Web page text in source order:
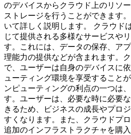
のデバイスからクラウド上のリソ
ストレージを行うことができます
いて詳しく説明します。 クラウド
じて提供される多様なサービスや
す。これには、データの保存、ア
理能力の提供などが含まれます。
で、ユーザーは自身のデバイスに
ューティング環境を享受すること
ンピューティングの利点の一つは
す。ユーザーは、必要な時に必要
きるため、ビジネスの成長やプロ
すくなります。また、クラウドプ
追加のインフラストラクチャを購